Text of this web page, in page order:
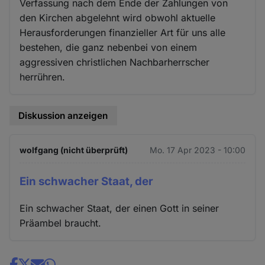
Verfassung nach dem Ende der Zahlungen von
den Kirchen abgelehnt wird obwohl aktuelle
Herausforderungen finanzieller Art für uns alle
bestehen, die ganz nebenbei von einem
aggressiven christlichen Nachbarherrscher
herrühren.
Diskussion anzeigen
wolfgang (nicht überprüft) Mo. 17 Apr 2023 - 10:00
Ein schwacher Staat, der
Ein schwacher Staat, der einen Gott in seiner
Präambel braucht.